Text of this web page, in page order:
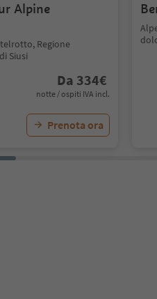
Alpine
Regione
Siusi
Da 334€
notte / ospiti IVA incl.
Prenota ora